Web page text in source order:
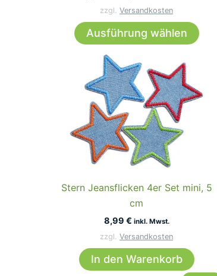
zzgl. Versandkosten
Ausführung wählen
auf.
Stern Jeansflicken 4er Set mini, 5
cm
8,99 € inkl. Mwst.
zzgl. Versandkosten
In den Warenkorb